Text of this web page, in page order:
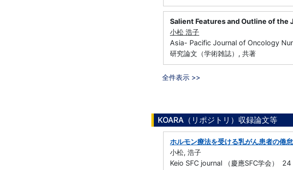
Salient Features and Outline of the
小松 浩子
Asia- Pacific Journal of Oncology
研究論文（学術雑誌）, 共著
全件表示 >>
KOARA（リポジトリ）収録論文等
ホルモン療法を受ける乳がん患者の倦
小松, 浩子
Keio SFC journal （慶應SFC学会）